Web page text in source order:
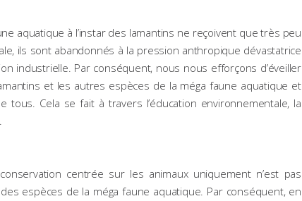
aquatique à l’instar des lamantins ne reçoivent que très peu
ils sont abandonnés à la pression anthropique dévastatrice
industrielle. Par conséquent, nous nous efforçons d’éveiller
et les autres espèces de la méga faune aquatique et
Cela se fait à travers l’éducation environnementale, la
centrée sur les animaux uniquement n’est pas
espèces de la méga faune aquatique. Par conséquent, en